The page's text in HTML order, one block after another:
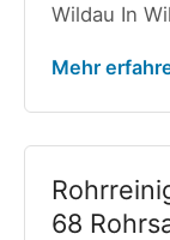
Wildau In
Mehr
68